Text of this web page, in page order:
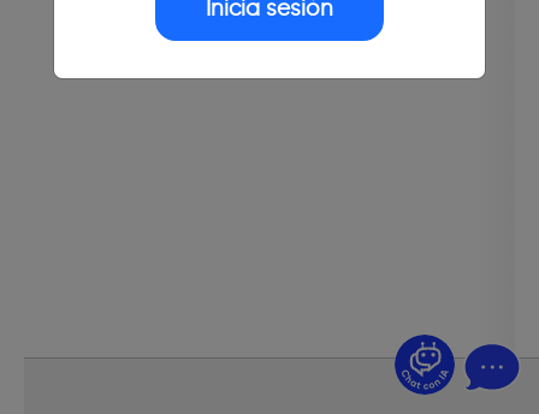
Inicia sesión